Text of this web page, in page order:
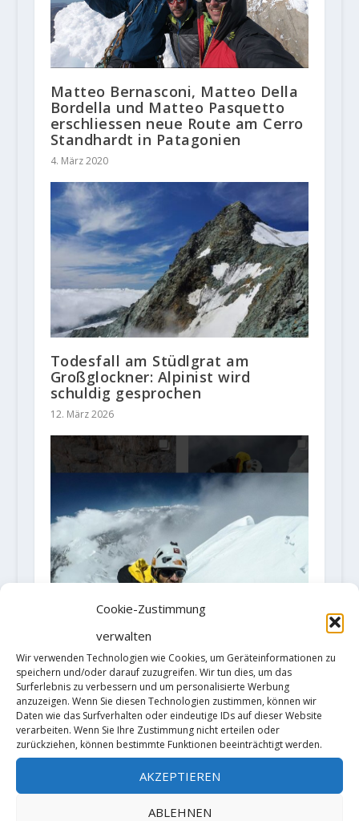
Cookie-Zustimmung
verwalten
Wir verwenden Technologien wie Cookies, um Geräteinformationen zu
speichern und/oder darauf zuzugreifen. Wir tun dies, um das
Surferlebnis zu verbessern und um personalisierte Werbung
anzuzeigen. Wenn Sie diesen Technologien zustimmen, können wir
Daten wie das Surfverhalten oder eindeutige IDs auf dieser Website
verarbeiten. Wenn Sie Ihre Zustimmung nicht erteilen oder
zurückziehen, können bestimmte Funktionen beeinträchtigt werden.
AKZEPTIEREN
ABLEHNEN
Matteo Bernasconi, Matteo Della
Bordella und Matteo Pasquetto
erschliessen neue Route am Cerro
Standhardt in Patagonien
4. März 2020
Todesfall am Stüdlgrat am
Großglockner: Alpinist wird
schuldig gesprochen
12. März 2026
Hansjörg Auer gelingt
Soloerstbegehung am Lupghar Sar
(7.181m) im Karakorum
2. August 2018